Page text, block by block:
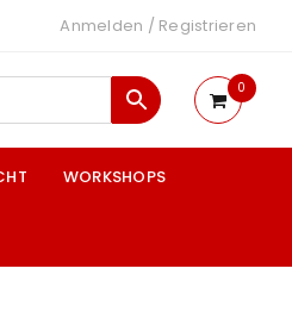
Anmelden / Registrieren
0
WORKSHOPS